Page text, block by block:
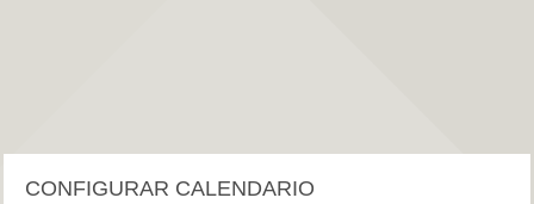
CONFIGURAR CALENDARIO